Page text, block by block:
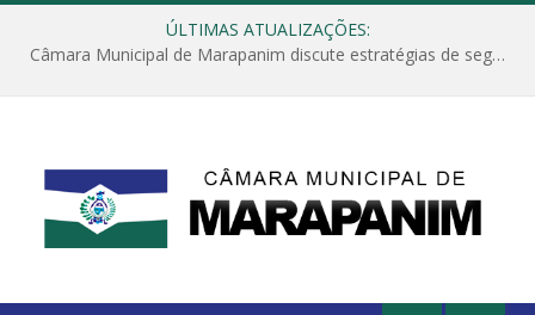
ÚLTIMAS ATUALIZAÇÕES:
Câmara Municipal de Marapanim discute estratégias de segurança com autoridades e poder executivo